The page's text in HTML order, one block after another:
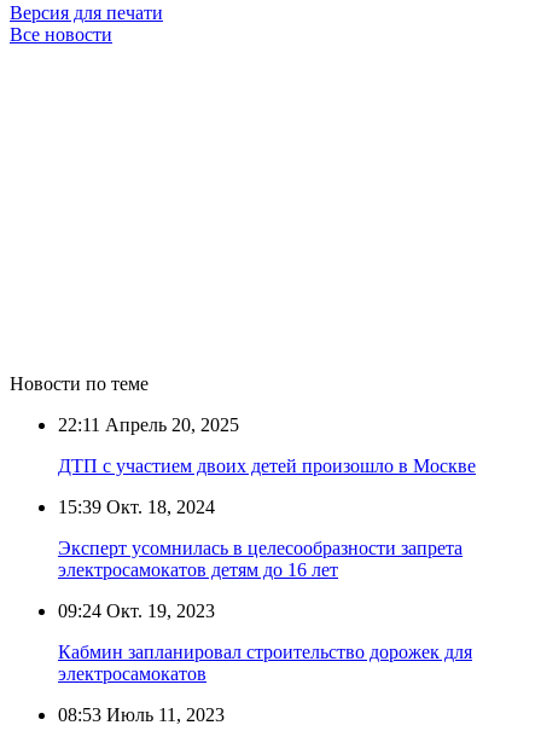
Версия для печати
Все новости
Новости по теме
22:11 Апрель 20, 2025
ДТП с участием двоих детей произошло в Москве
15:39 Окт. 18, 2024
Эксперт усомнилась в целесообразности запрета
электросамокатов детям до 16 лет
09:24 Окт. 19, 2023
Кабмин запланировал строительство дорожек для
электросамокатов
08:53 Июль 11, 2023